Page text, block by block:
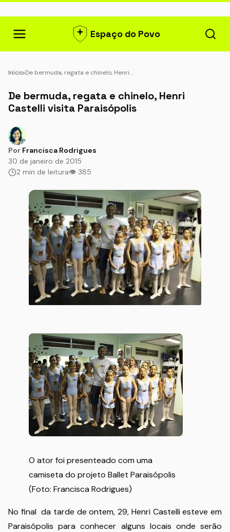
Espaço do Povo
Início›De bermuda, regata e chinelo, Henri…
De bermuda, regata e chinelo, Henri
Castelli visita Paraisópolis
Por Francisca Rodrigues
30 de janeiro de 2015
2 min de leitura👁 385
O ator foi presenteado com uma
camiseta do projeto Ballet Paraisópolis
(Foto: Francisca Rodrigues)
No final da tarde de ontem, 29, Henri Castelli esteve em
Paraisópolis para conhecer alguns locais onde serão